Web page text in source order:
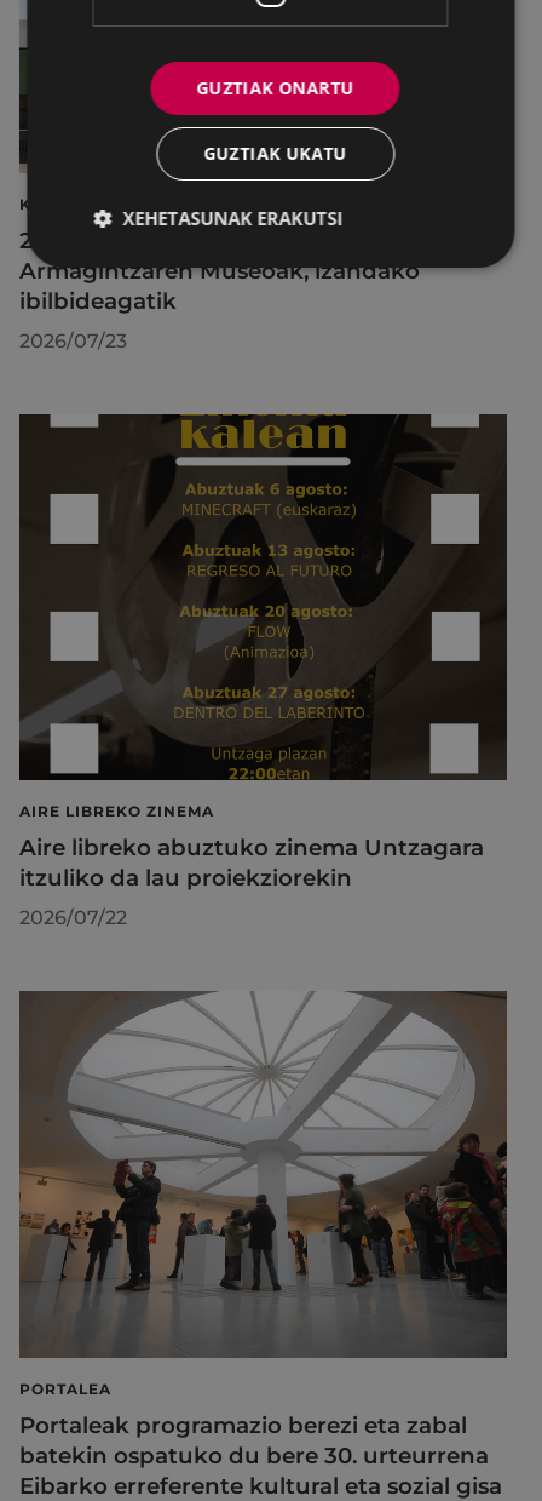
KULTURA
2026ko Delta Cultura Saria jaso du
Armagintzaren Museoak, izandako
ibilbideagatik
2026/07/23
AIRE LIBREKO ZINEMA
Aire libreko abuztuko zinema Untzagara
itzuliko da lau proiekziorekin
2026/07/22
PORTALEA
Portaleak programazio berezi eta zabal
batekin ospatuko du bere 30. urteurrena
Eibarko erreferente kultural eta sozial gisa
GUZTIAK ONARTU
GUZTIAK UKATU
XEHETASUNAK ERAKUTSI